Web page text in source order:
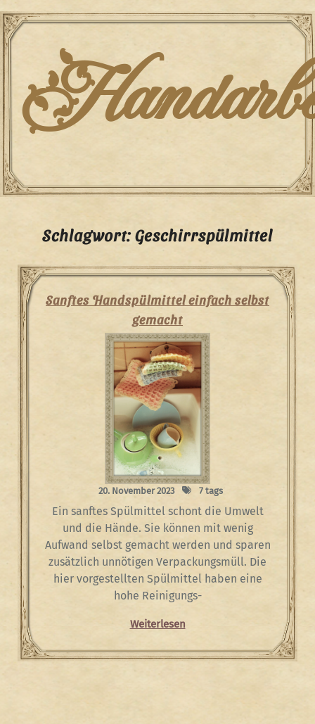
Skip
to
content
Schlagwort:Geschirrspülmittel
Sanftes Handspülmittel einfach selbst
gemacht
20. November 2023 7 tags
Ein sanftes Spülmittel schont die Umwelt
und die Hände. Sie können mit wenig
Aufwand selbst gemacht werden und sparen
zusätzlich unnötigen Verpackungsmüll. Die
hier vorgestellten Spülmittel haben eine
hohe Reinigungs-
Weiterlesen